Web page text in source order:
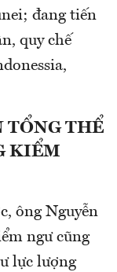
đang tiến
quy chế
TỔNG THỂ
KIỂM
ông Nguyễn
ngư cũng
lực lượng